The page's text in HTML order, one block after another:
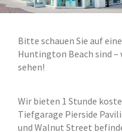
Bitte schauen Sie auf
Huntington Beach sind –
sehen!
Wir bieten 1 Stunde
Tiefgarage Pierside
und Walnut Street